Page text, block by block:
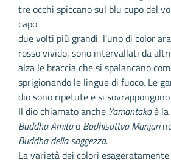
tre occhi spiccano sul blu cupo del
capo
due volti più grandi, l'uno di color
rosso vivido, sono intervallati da
alza le braccia che si spalancano
sprigionando le lingue di fuoco. Le
dio sono ripetute e si
Il dio chiamato anche Yamantakaè la
Buddha Amitao Bodhisattva Manjuri
Buddha della saggezza.
La varietà dei colori